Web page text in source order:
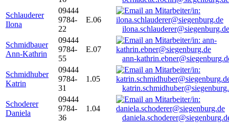
Schlauderer
Ilona
09444
9784-
22
E.06
ilona.schlauderer@siegenburg.de
Schmidbauer
Ann-Kathrin
09444
9784-
55
E.07
ann-
Schmidhuber
Katrin
09444
9784-
31
1.05
Schoderer
Daniela
09444
9784-
36
1.04